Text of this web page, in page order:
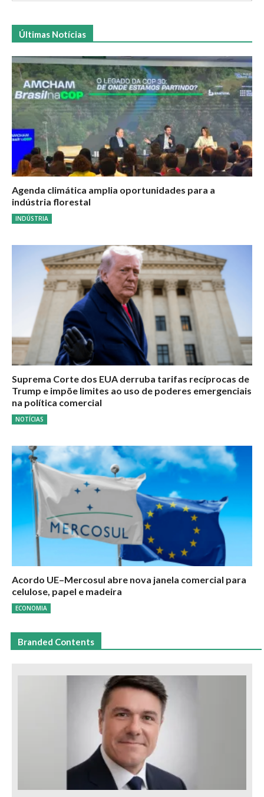
Últimas Notícias
Agenda climática amplia oportunidades para a
indústria florestal
INDÚSTRIA
Suprema Corte dos EUA derruba tarifas recíprocas de
Trump e impõe limites ao uso de poderes emergenciais
na política comercial
NOTÍCIAS
Acordo UE–Mercosul abre nova janela comercial para
celulose, papel e madeira
ECONOMIA
Branded Contents